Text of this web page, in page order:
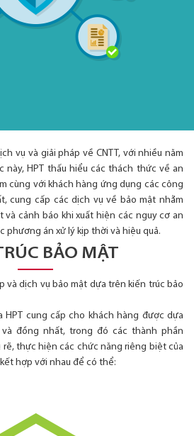
vụ và giải pháp về CNTT, với nhiều năm
này, HPT thấu hiểu các thách thức về an
cùng với khách hàng ứng dụng các công
cung cấp các dịch vụ về bảo mật nhằm
và cảnh báo khi xuất hiện các nguy cơ an
phương án xử lý kịp thời và hiệu quả.
BẢO MẬT
và dịch vụ bảo mật dựa trên kiến trúc bảo
HPT cung cấp cho khách hàng được dựa
đồng nhất, trong đó các thành phần
thực hiện các chức năng riêng biệt của
hợp với nhau để có thể: